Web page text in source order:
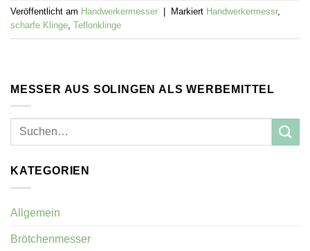
Veröffentlicht am Handwerkermesser Markiert Handwerkermessr,
scharfe Klinge Teflonklinge
MESSER AUS SOLINGEN ALS WERBEMITTEL
KATEGORIEN
Allgemein
Brötchenmesser